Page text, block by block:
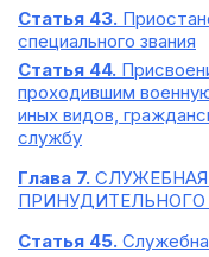
Статья 43.
специального звания
Статья 44.
проходившим
иных видов,
службу
Глава 7.
Статья 45.